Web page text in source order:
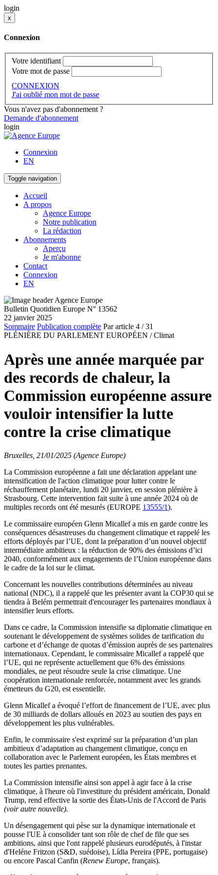
login
x
Connexion
Votre identifiant
Votre mot de passe
CONNEXION
J'ai oublié mon mot de passe
Vous n'avez pas d'abonnement ?
Demande d'abonnement
login
Connexion
EN
Toggle navigation
Accueil
A propos
Agence Europe
Notre publication
La rédaction
Abonnements
Aperçu
Je m'abonne
Contact
Connexion
EN
Bulletin Quotidien Europe N° 13562
22 janvier 2025
Sommaire Publication complète Par article 4 / 31
PLÉNIÈRE DU PARLEMENT EUROPÉEN / Climat
Après une année marquée par
des records de chaleur, la
Commission européenne assure
vouloir intensifier la lutte
contre la crise climatique
Bruxelles, 21/01/2025 (Agence Europe)
La Commission européenne a fait une déclaration appelant une
intensification de l'action climatique pour lutter contre le
réchauffement planétaire, lundi 20 janvier, en session plénière à
Strasbourg. Cette intervention fait suite à une année 2024 où de
multiples records ont été mesurés (EUROPE 13555/1).
Le commissaire européen Glenn Micallef a mis en garde contre les
conséquences désastreuses du changement climatique et rappelé les
efforts déployés par l’UE, dont la préparation d’un nouvel objectif
intermédiaire ambitieux : la réduction de 90% des émissions d’ici
2040, conformément aux engagements de l’Union européenne dans
le cadre de la loi sur le climat.
Concernant les nouvelles contributions déterminées au niveau
national (NDC), il a rappelé que les présenter avant la COP30 qui se
tiendra à Belém permettrait d'encourager les partenaires mondiaux à
intensifier leurs efforts.
Dans ce cadre, la Commission intensifie sa diplomatie climatique en
soutenant le développement de systèmes solides de tarification du
carbone et d’échange de quotas d’émission auprès de ses partenaires
internationaux. Cependant, le commissaire Micallef a rappelé que
l’UE, qui ne représente actuellement que 6% des émissions
mondiales, ne peut résoudre seule la crise climatique. Une
coopération internationale renforcée, notamment avec les grands
émetteurs du G20, est essentielle.
Glenn Micallef a évoqué l’effort de financement de l’UE, avec plus
de 30 milliards de dollars alloués en 2023 au soutien des pays en
développement les plus vulnérables.
Enfin, le commissaire s'est exprimé sur la préparation d’un plan
ambitieux d’adaptation au changement climatique, conçu en
collaboration avec le Parlement européen, les États membres et
toutes les parties prenantes.
La Commission intensifie ainsi son appel à agir face à la crise
climatique, à l'heure où l'investiture du président américain, Donald
Trump, rend effective la sortie des États-Unis de l'Accord de Paris
(voir autre nouvelle).
Un désengagement qui pèse sur la dynamique internationale et
pousse l'UE à consolider tant son rôle de chef de file que ses
ambitions, ainsi que l'ont rappelé plusieurs eurodéputés, à l'instar
d'Heléne Fritzon (S&D, suédoise), Lídia Pereira (PPE, portugaise)
ou encore Pascal Canfin (Renew Europe, français).